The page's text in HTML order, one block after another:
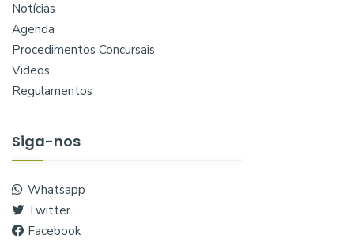
Notícias
Agenda
Procedimentos Concursais
Videos
Regulamentos
Siga-nos
Whatsapp
Twitter
Facebook